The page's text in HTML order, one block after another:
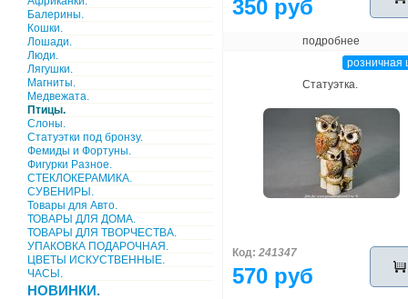
Балерины.
Кошки.
Лошади.
Люди.
Лягушки.
Магниты.
Медвежата.
Птицы.
Слоны.
Статуэтки под бронзу.
Фемиды и Фортуны.
Фигурки Разное.
СТЕКЛОКЕРАМИКА.
СУВЕНИРЫ.
Товары для Авто.
ТОВАРЫ ДЛЯ ДОМА.
ТОВАРЫ ДЛЯ ТВОРЧЕСТВА.
УПАКОВКА ПОДАРОЧНАЯ.
ЦВЕТЫ ИСКУСТВЕННЫЕ.
ЧАСЫ.
НОВИНКИ.
350 руб
подробнее
розничная
Статуэтка.
Код: 241347
570 руб